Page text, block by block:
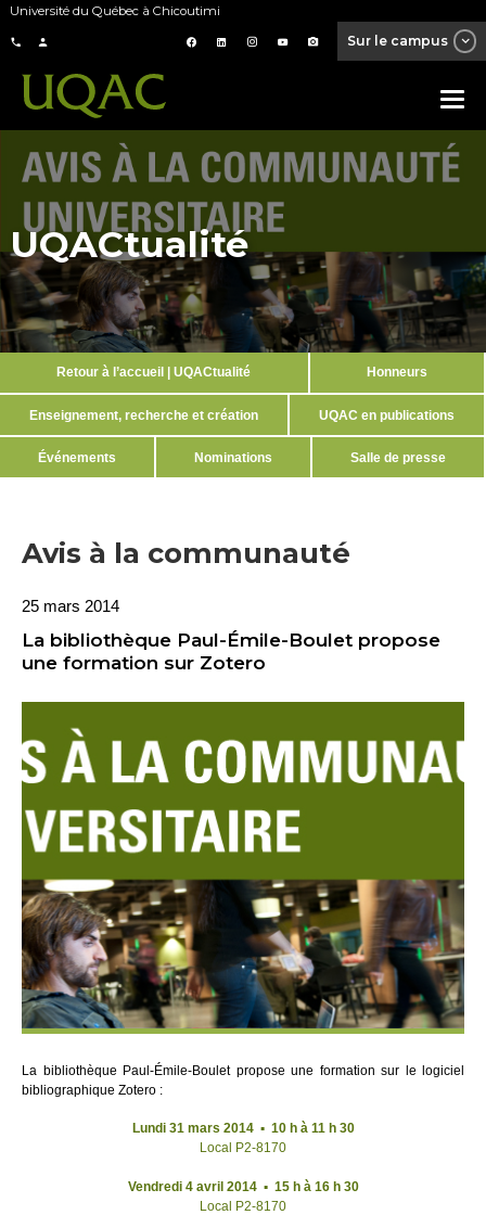
Université du Québec à Chicoutimi
Sur le campus
UQACtualité
Retour à l’accueil | UQACtualité Honneurs
Enseignement, recherche et création UQAC en publications
Événements Nominations Salle de presse
Avis à la communauté
25 mars 2014
La bibliothèque Paul-Émile-Boulet propose
une formation sur Zotero
La bibliothèque Paul-Émile-Boulet propose une formation sur le logiciel
bibliographique Zotero :
Lundi 31 mars 2014 ▪10 h à 11 h 30
Local P2-8170
Vendredi 4 avril 2014 ▪15 h à 16 h 30
Local P2-8170